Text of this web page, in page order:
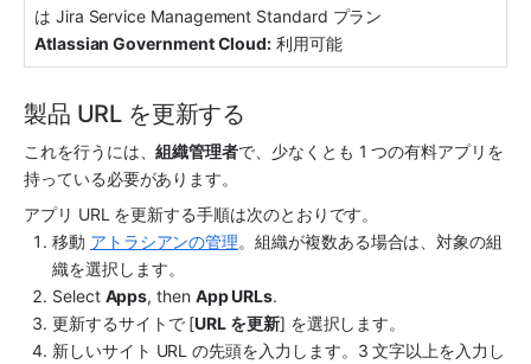
は Jira Service Management Standard プラン
Atlassian Government Cloud: 利用可能
製品 URL を更新する
これを行うには、組織管理者で、少なくとも 1 つの有料アプリ を
持っている必要があります。
アプリ URL を更新する手順は次のとおりです。
移動 アトラシアンの管理。組織が複数ある場合は、対象の組
織を選択します。
Select Apps, then App URLs.
更新するサイトで [URL を更新] を選択します。
新しいサイト URL の先頭を入力します。3 文字以上を入力し